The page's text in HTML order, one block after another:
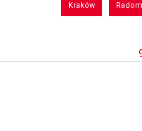
Kraków Radom